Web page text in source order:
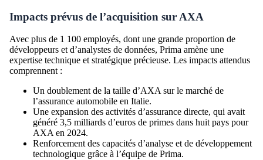
Impacts prévus de l’acquisition sur AXA
Avec plus de 1 100 employés, dont une grande proportion de
développeurs et d’analystes de données, Prima amène une
expertise technique et stratégique précieuse. Les impacts attendus
comprennent :
Un doublement de la taille d’AXA sur le marché de
l’assurance automobile en Italie.
Une expansion des activités d’assurance directe, qui avait
généré 3,5 milliards d’euros de primes dans huit pays pour
AXA en 2024.
Renforcement des capacités d’analyse et de développement
technologique grâce à l’équipe de Prima.